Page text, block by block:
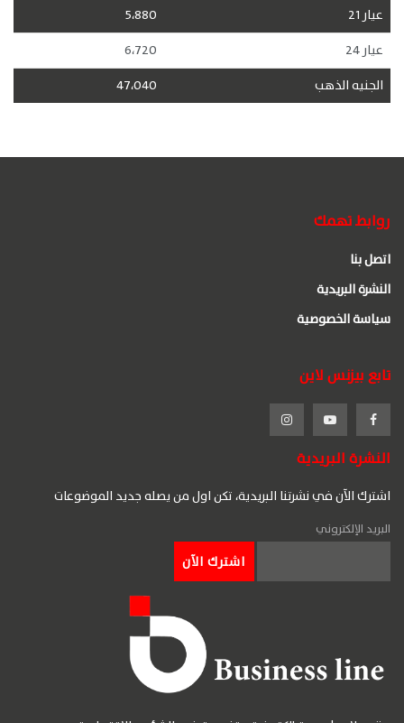
عيار 21
5،880
عيار 24
6،720
الجنيه الذهب
47،040
روابط تهمك
اتصل بنا
النشرة البريدية
سياسة الخصوصية
تابع بيزنس لاين
النشرة البريدية
اشترك الآن في نشرتنا البريدية، تكن اول من يصله جديد الموضوعات
البريد الإلكتروني